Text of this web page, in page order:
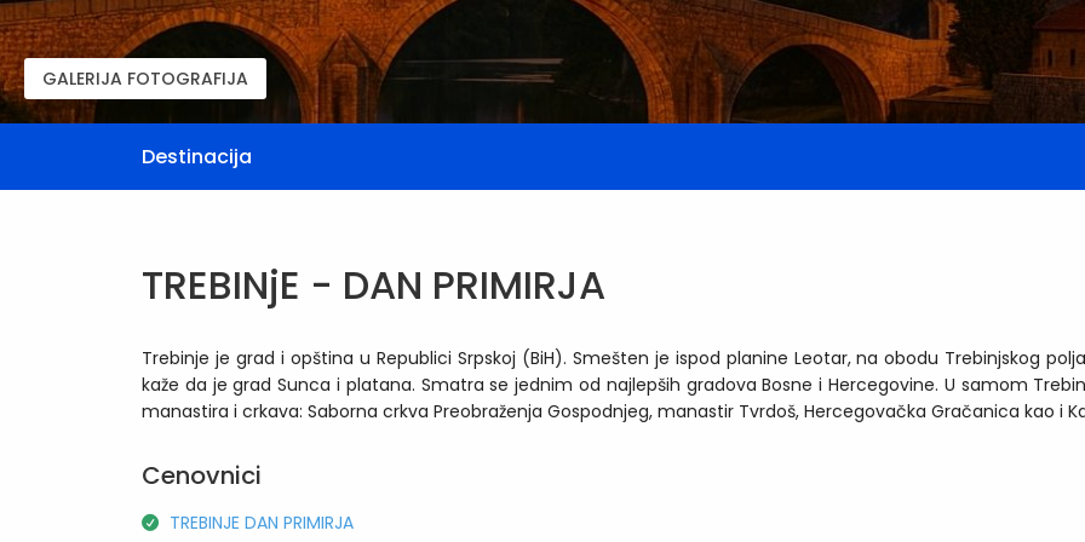
GALERIJA FOTOGRAFIJA
Destinacija
TREBINjE - DAN PRIMIRJA
Trebinje je grad i opština u Republici Srpskoj (BiH). Smešten je ispod planine Leotar, na obodu Trebinjskog
kaže da je grad Sunca i platana. Smatra se jednim od najlepših gradova Bosne i Hercegovine. U samom
manastira i crkava: Saborna crkva Preobraženja Gospodnjeg, manastir Tvrdoš, Hercegovačka Gračanica kao i
Cenovnici
TREBINJE DAN PRIMIRJA